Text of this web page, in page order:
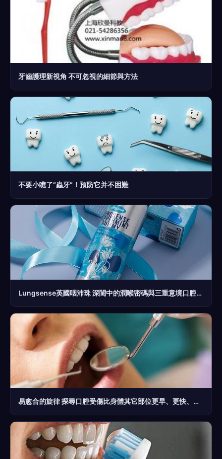
牙齒護理新視角 不可忽視的細節與方法
不要小瞧了“蟲牙”！預防它并不困難
Lungsense英國咽沛珠 深閨中的潤喉密碼與三重意境口腔哲學
易愈合的旋律 探尋口腔受傷比身體其它部位更早、更快、復原之謎及其令復天之法